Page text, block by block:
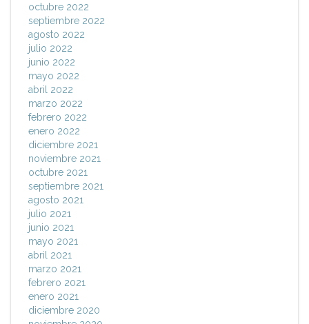
octubre 2022
septiembre 2022
agosto 2022
julio 2022
junio 2022
mayo 2022
abril 2022
marzo 2022
febrero 2022
enero 2022
diciembre 2021
noviembre 2021
octubre 2021
septiembre 2021
agosto 2021
julio 2021
junio 2021
mayo 2021
abril 2021
marzo 2021
febrero 2021
enero 2021
diciembre 2020